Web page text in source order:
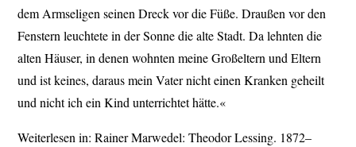
dem Armseligen seinen Dreck vor die Füße. Draußen vor den
Fenstern leuchtete in der Sonne die alte Stadt. Da lehnten die
alten Häuser, in denen wohnten meine Großeltern und Eltern
und ist keines, daraus mein Vater nicht einen Kranken geheilt
und nicht ich ein Kind unterrichtet hätte.«
Weiterlesen in: Rainer Marwedel: Theodor Lessing. 1872–